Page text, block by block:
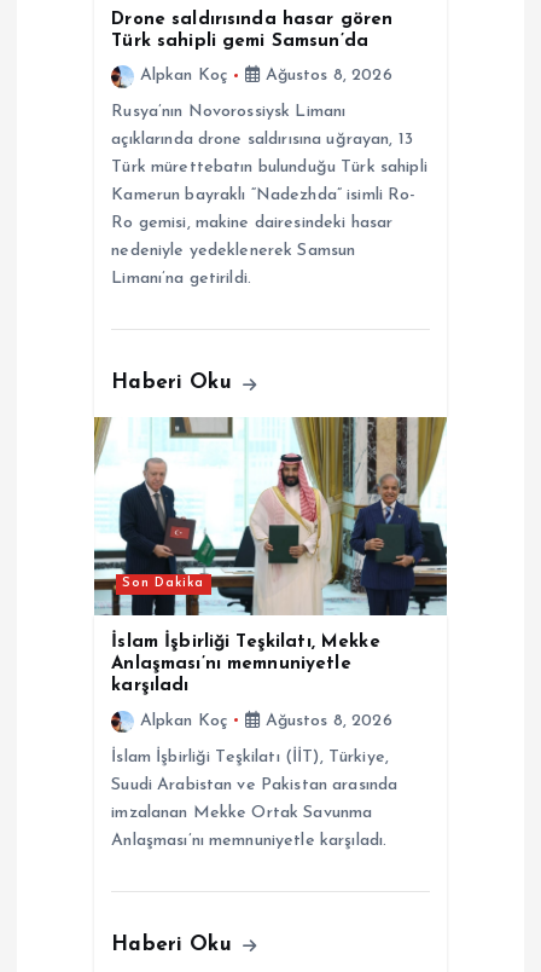
Drone saldırısında hasar gören
Türk sahipli gemi Samsun’da
Alpkan Koç
Ağustos 8, 2026
Rusya’nın Novorossiysk Limanı
açıklarında drone saldırısına uğrayan, 13
Türk mürettebatın bulunduğu Türk sahipli
Kamerun bayraklı “Nadezhda” isimli Ro-
Ro gemisi, makine dairesindeki hasar
nedeniyle yedeklenerek Samsun
Limanı’na getirildi.
Haberi Oku
Son Dakika
İslam İşbirliği Teşkilatı, Mekke
Anlaşması’nı memnuniyetle
karşıladı
Alpkan Koç
Ağustos 8, 2026
İslam İşbirliği Teşkilatı (İİT), Türkiye,
Suudi Arabistan ve Pakistan arasında
imzalanan Mekke Ortak Savunma
Anlaşması’nı memnuniyetle karşıladı.
Haberi Oku